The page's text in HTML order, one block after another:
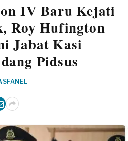
IV Baru Kejati
Roy Hufington
Jabat Kasi
Pidsus